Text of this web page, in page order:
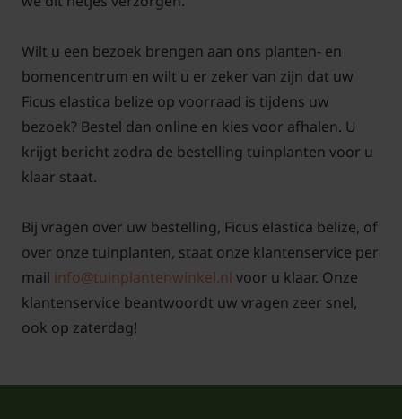
Voeding
Tijdens de groeiperiode (lente en zomer) kan de
plant baat hebben bij extra voeding. Gebruik een
standaard kamerplantenmeststof en pas de
dosering aan op basis van de aanwijzingen op de
verpakking. Overbemesting kan schade
hoeveelheid.
Verpot de plant elke twee tot drie jaar naar een iets
Wilt u een bezoek brengen aan ons planten- en
bomencentrum en wilt u er zeker van zijn dat uw
Ficus elastica belize op voorraad is tijdens uw
bezoek? Bestel dan online en kies voor afhalen. U
krijgt bericht zodra de bestelling tuinplanten voor u
klaar staat.
Bij vragen over uw bestelling, Ficus elastica belize, of
over onze tuinplanten, staat onze klantenservice per
mail info@tuinplantenwinkel.nl voor u klaar. Onze
klantenservice beantwoordt uw vragen zeer snel,
ook op zaterdag!